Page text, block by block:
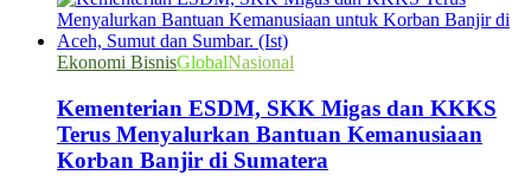
Ekonomi BisnisGlobalNasional
Kementerian ESDM, SKK Migas dan KKKS
Terus Menyalurkan Bantuan Kemanusiaan
Korban Banjir di Sumatera